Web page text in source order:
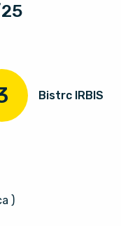
Bistrc IRBIS
)